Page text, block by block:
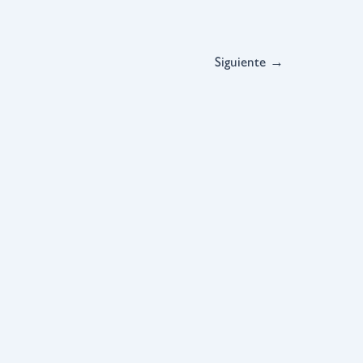
Siguiente →